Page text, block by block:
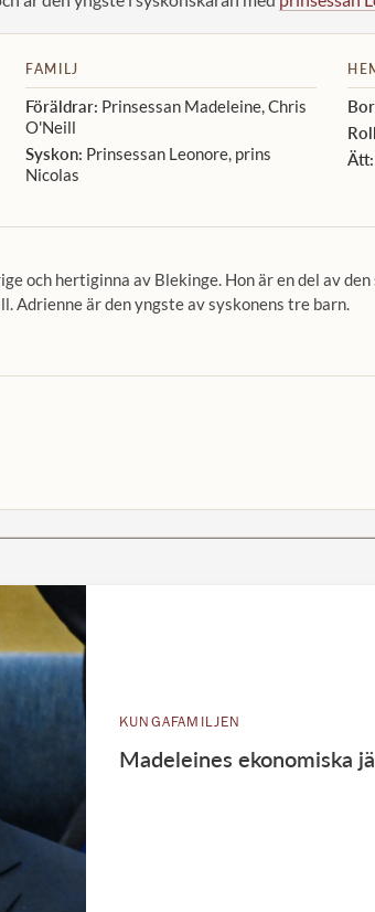
FAMILJ
Föräldrar: Prinsessan Madeleine, Chris
O'Neill
Syskon: Prinsessan Leonore, prins
Nicolas
Ätt:
och hertiginna av Blekinge. Hon är en del av
Adrienne är den yngste av syskonens tre barn.
KUNGAFAMILJEN
Madeleines ekonomiska